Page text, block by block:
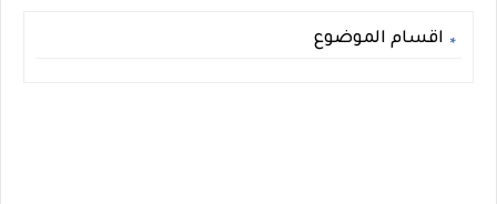
اقسام الموضوع